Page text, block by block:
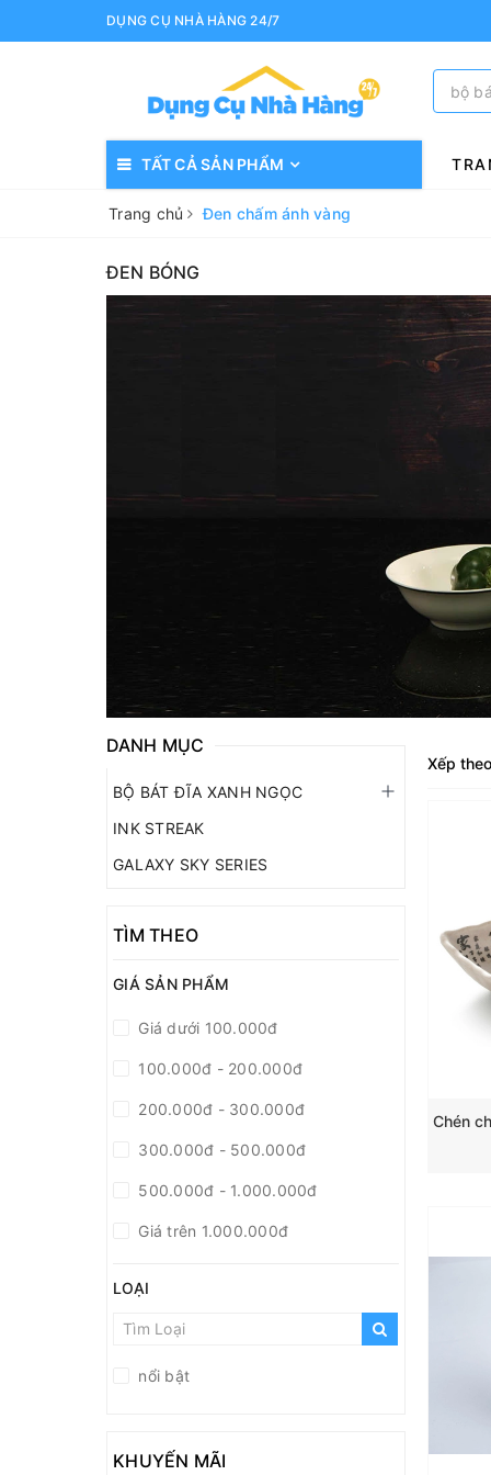
DỤNG CỤ NHÀ HÀNG 24/7
TẤT CẢ SẢN PHẨM
Trang chủ Đen chấm ánh vàng
ĐEN BÓNG
Xếp
DANH MỤC
BỘ BÁT ĐĨA XANH NGỌC
INK STREAK
GALAXY SKY SERIES
TÌM THEO
GIÁ SẢN PHẨM
Giá dưới 100.000đ
100.000đ - 200.000đ
200.000đ - 300.000đ
300.000đ - 500.000đ
500.000đ - 1.000.000đ
Giá trên 1.000.000đ
LOẠI
nổi bật
KHUYẾN MÃI